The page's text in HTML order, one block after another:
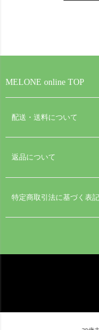
MELONE online TOP
配送・送料について
返品について
特定商取引法に基づく表記